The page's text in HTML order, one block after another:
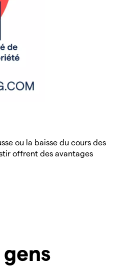
ou la baisse du cours des
offrent des avantages